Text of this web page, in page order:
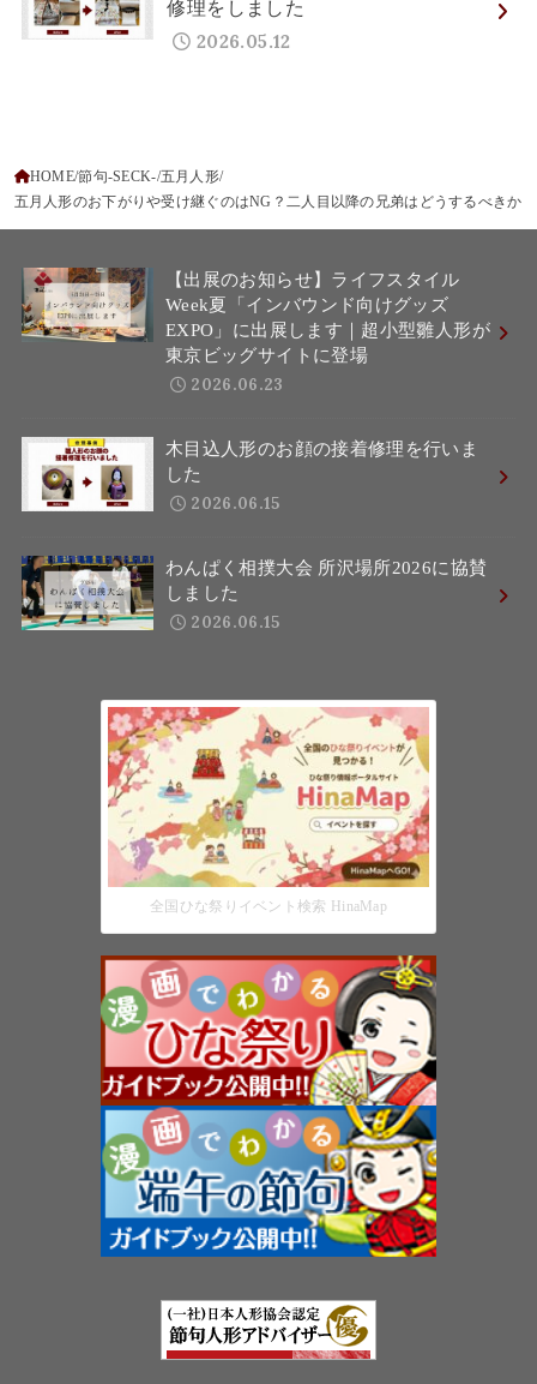
修理をしました
2026.05.12
HOME 節句-SECK- 五月人形
五月人形のお下がりや受け継ぐのはNG？二人目以降の兄弟はどうするべきか
【出展のお知らせ】ライフスタイル
Week夏「インバウンド向けグッズ
EXPO」に出展します｜超小型雛人形が
東京ビッグサイトに登場
2026.06.23
木目込人形のお顔の接着修理を行いま
した
2026.06.15
わんぱく相撲大会 所沢場所2026に協賛
しました
2026.06.15
全国ひな祭りイベント検索 HinaMap